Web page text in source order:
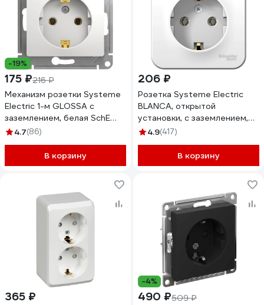
-19%
175 ₽216 ₽
Механизм розетки Systeme
Electric 1-м GLOSSA с
заземлением, белая SchE
GSL000143
4.7(86)
В корзину
206 ₽
Розетка Systeme Electric
BLANCA, открытой
установки, с заземлением,
без шторок, белый
4.9(417)
В корзину
365 ₽
-4%
490 ₽509 ₽